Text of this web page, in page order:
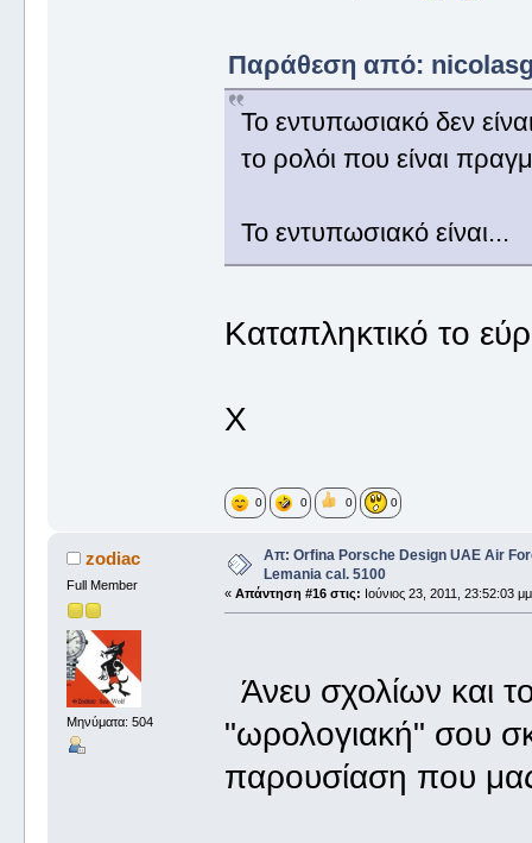
Παράθεση από: nicolasg
Το εντυπωσιακό δεν
το ρολόι που είναι
Το εντυπωσιακό είναι...
Καταπληκτικό το
Χ
0 0 0 0
zodiac
Full Member
Μηνύματα: 504
Απ: Orfina Porsche Design UAE Air
Lemania cal. 5100
«Απάντηση #16 στις: Ιούνιος 23, 2011, 23:52:03
Άνευ σχολίων και
"ωρολογιακή" σου
παρουσίαση που